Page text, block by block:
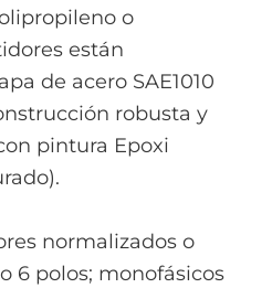
o
están
de acero SAE1010
robusta y
pintura Epoxi
normalizados o
6 polos; monofásicos